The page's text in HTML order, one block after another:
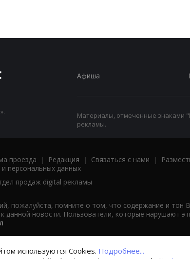
Афиша
Материалы, отмеченные знаками
рекламы.
проезда | Редакция | Связаться с нами |
персональных данных
продаж digital рекламы
пожалуйста, помните о том, что содержание и тон
новости. Пользователи, которые нарушают
используются Cookies. Подробнее...